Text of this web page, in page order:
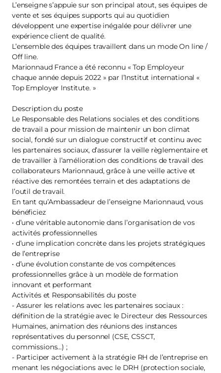
L’enseigne s’appuie sur son principal atout, ses équipes de
vente et ses équipes supports qui au quotidien
développent une expertise inégalée pour délivrer une
expérience client de qualité.
L’ensemble des équipes travaillent dans un mode On line /
Off line.
Marionnaud France a été reconnu « Top Employeur
chaque année depuis 2022 » par l’Institut international «
Top Employer Institute. »
Description du poste
Le Responsable des Relations sociales et des conditions
de travail a pour mission de maintenir un bon climat
social, fondé sur un dialogue constructif et continu avec
les partenaires sociaux, d’assurer la veille règlementaire et
de travailler à l’amélioration des conditions de travail des
collaborateurs Marionnaud, grâce à une veille active et
réactive des remontées terrain et des adaptations de
l’outil de travail.
En tant qu’Ambassadeur de l’enseigne Marionnaud, vous
bénéficiez
• d’une véritable autonomie dans l’organisation de vos
activités professionnelles
• d’une implication concrète dans les projets stratégiques
de l’entreprise
• d’une évolution constante de vos compétences
professionnelles grâce à un modèle de formation
innovant et performant
Activités et Responsabilités du poste
- Assurer les relations avec les partenaires sociaux :
définition de la stratégie avec le Directeur des Ressources
Humaines, animation des réunions des instances
représentatives du personnel (CSE, CSSCT,
commissions…) ;
- Participer activement à la stratégie RH de l’entreprise en
menant les négociations avec le DRH (protection sociale,